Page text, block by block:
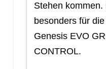
Stehen kommen.
besonders für
Genesis EVO
CONTROL.